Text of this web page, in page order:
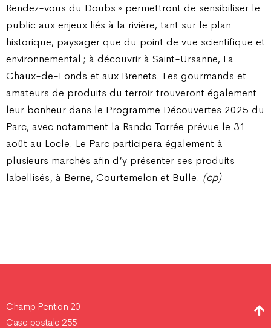
Rendez-vous du Doubs » permettront de sensibiliser le
public aux enjeux liés à la rivière, tant sur le plan
historique, paysager que du point de vue scientifique et
environnemental ; à découvrir à Saint-Ursanne, La
Chaux-de-Fonds et aux Brenets. Les gourmands et
amateurs de produits du terroir trouveront également
leur bonheur dans le Programme Découvertes 2025 du
Parc, avec notamment la Rando Torrée prévue le 31
août au Locle. Le Parc participera également à
plusieurs marchés afin d’y présenter ses produits
labellisés, à Berne, Courtemelon et Bulle. (cp)
Champ Pention 20
Case postale 255